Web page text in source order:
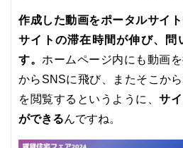
作成した動画をポータルサイ
サイトの滞在時間が伸び、問
す。
ホームページ内にも動画
からSNSに飛び、またそこか
を閲覧するというように、サ
ができるんですね。